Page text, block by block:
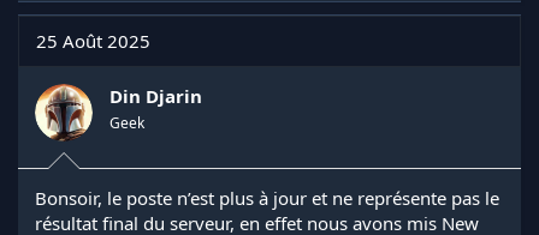
25 Août 2025
Din Djarin
Geek
Bonsoir, le poste n’est plus à jour et ne représente pas le
résultat final du serveur, en effet nous avons mis New